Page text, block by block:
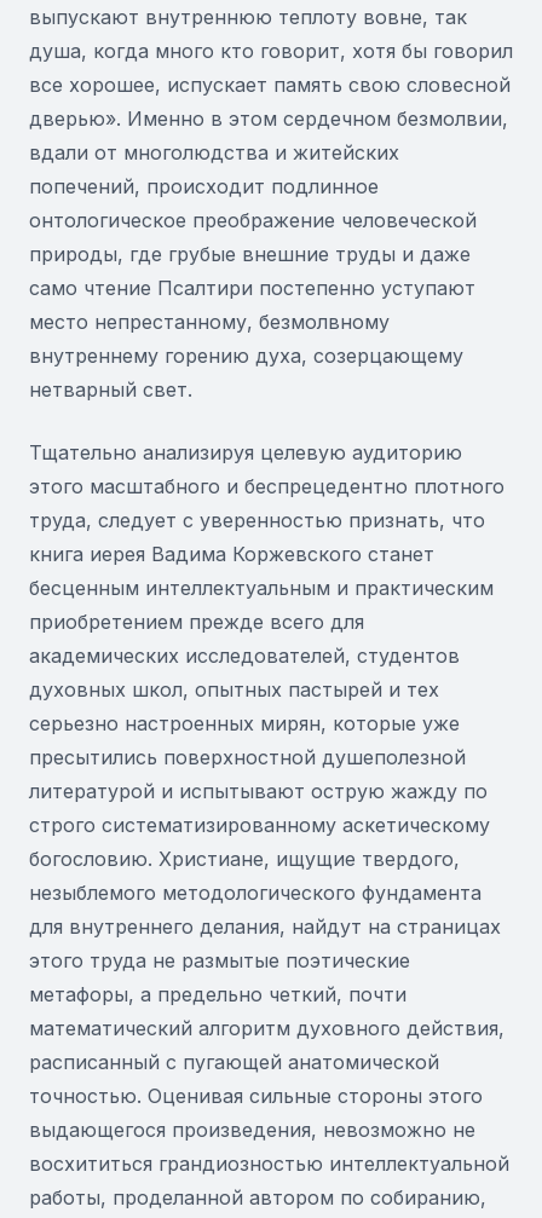
выпускают внутреннюю теплоту вовне, так
душа, когда много кто говорит, хотя бы говорил
все хорошее, испускает память свою словесной
дверью». Именно в этом сердечном безмолвии,
вдали от многолюдства и житейских
попечений, происходит подлинное
онтологическое преображение человеческой
природы, где грубые внешние труды и даже
само чтение Псалтири постепенно уступают
место непрестанному, безмолвному
внутреннему горению духа, созерцающему
нетварный свет.
Тщательно анализируя целевую аудиторию
этого масштабного и беспрецедентно плотного
труда, следует с уверенностью признать, что
книга иерея Вадима Коржевского станет
бесценным интеллектуальным и практическим
приобретением прежде всего для
академических исследователей, студентов
духовных школ, опытных пастырей и тех
серьезно настроенных мирян, которые уже
пресытились поверхностной душеполезной
литературой и испытывают острую жажду по
строго систематизированному аскетическому
богословию. Христиане, ищущие твердого,
незыблемого методологического фундамента
для внутреннего делания, найдут на страницах
этого труда не размытые поэтические
метафоры, а предельно четкий, почти
математический алгоритм духовного действия,
расписанный с пугающей анатомической
точностью. Оценивая сильные стороны этого
выдающегося произведения, невозможно не
восхититься грандиозностью интеллектуальной
работы, проделанной автором по собиранию,